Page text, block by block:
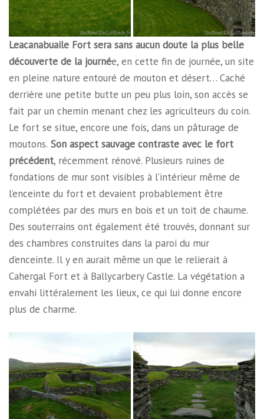
Leacanabuaile Fort sera sans aucun doute la plus belle
découverte de la journée, en cette fin de journée, un site
en pleine nature entouré de mouton et désert… Caché
derrière une petite butte un peu plus loin, son accès se
fait par un chemin menant chez les agriculteurs du coin.
Le fort se situe, encore une fois, dans un pâturage de
moutons. Son aspect sauvage contraste avec le fort
précédent, récemment rénové. Plusieurs ruines de
fondations de mur sont visibles à l’intérieur même de
l’enceinte du fort et devaient probablement être
complétées par des murs en bois et un toit de chaume.
Des souterrains ont également été trouvés, donnant sur
des chambres construites dans la paroi du mur
d’enceinte. Il y en aurait même un que le relierait à
Cahergal Fort et à Ballycarbery Castle. La végétation a
envahi littéralement les lieux, ce qui lui donne encore
plus de charme.